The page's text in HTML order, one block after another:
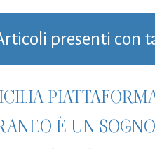
presenti con
È UN